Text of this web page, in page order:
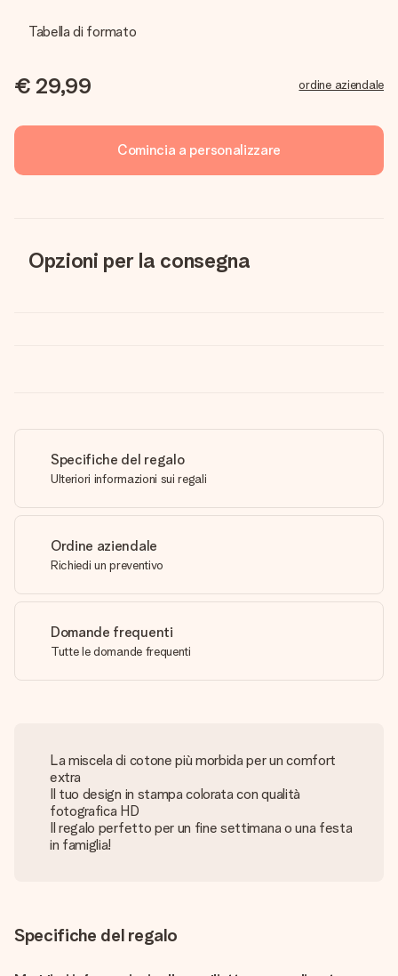
Tabella di formato
€ 29,99 ordine aziendale
Comincia a personalizzare
Opzioni per la consegna
Specifiche del regalo
Ulteriori informazioni sui regali
Ordine aziendale
Richiedi un preventivo
Domande frequenti
Tutte le domande frequenti
La miscela di cotone più morbida per un comfort
extra
Il tuo design in stampa colorata con qualità
fotografica HD
Il regalo perfetto per un fine settimana o una festa
in famiglia!
Specifiche del regalo